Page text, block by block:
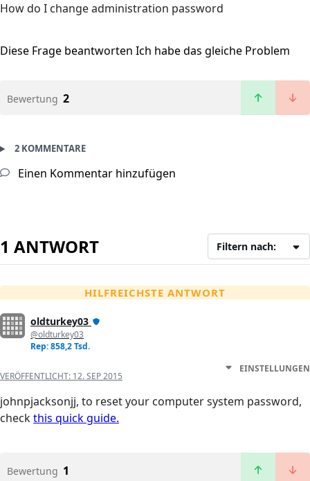
How do I change administration password
Diese Frage beantworten Ich habe das gleiche Problem
Bewertung 2
2 KOMMENTARE
Einen Kommentar hinzufügen
1 ANTWORT Filtern nach:
HILFREICHSTE ANTWORT
oldturkey03
@oldturkey03
Rep: 858,2 Tsd.
VERÖFFENTLICHT: 12. SEP 2015
EINSTELLUNGEN
johnpjacksonjj, to reset your computer system password,
checkthis quick guide.
Bewertung 1